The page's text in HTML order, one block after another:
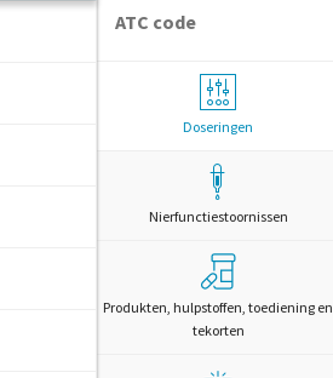
ATC code
Doseringen
Nierfunctiestoornissen
Produkten, hulpstoffen, toediening en
tekorten